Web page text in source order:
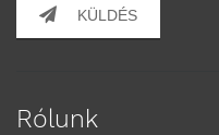
KÜLDÉS
Rólunk